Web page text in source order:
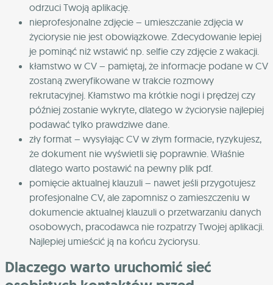
odrzuci Twoją aplikację.
nieprofesjonalne zdjęcie – umieszczanie zdjęcia w
życiorysie nie jest obowiązkowe. Zdecydowanie lepiej
je pominąć niż wstawić np. selfie czy zdjęcie z wakacji.
kłamstwo w CV – pamiętaj, że informacje podane w CV
zostaną zweryfikowane w trakcie rozmowy
rekrutacyjnej. Kłamstwo ma krótkie nogi i prędzej czy
później zostanie wykryte, dlatego w życiorysie najlepiej
podawać tylko prawdziwe dane.
zły format – wysyłając CV w złym formacie, ryzykujesz,
że dokument nie wyświetli się poprawnie. Właśnie
dlatego warto postawić na pewny plik pdf.
pomięcie aktualnej klauzuli – nawet jeśli przygotujesz
profesjonalne CV, ale zapomnisz o zamieszczeniu w
dokumencie aktualnej klauzuli o przetwarzaniu danych
osobowych, pracodawca nie rozpatrzy Twojej aplikacji.
Najlepiej umieścić ją na końcu życiorysu.
Dlaczego warto uruchomić sieć